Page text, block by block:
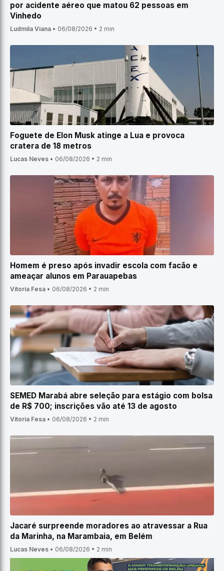
por acidente aéreo que matou 62 pessoas em
Vinhedo
Ludmila Viana • 06/08/2026 • 2 min
Foguete de Elon Musk atinge a Lua e provoca
cratera de 18 metros
Lucas Neves • 06/08/2026 • 2 min
Homem é preso após invadir escola com facão e
ameaçar alunos em Parauapebas
Vitoria Fesa • 06/08/2026 • 2 min
SEMED Marabá abre seleção para estágio com bolsa
de R$ 700; inscrições vão até 13 de agosto
Vitoria Fesa • 06/08/2026 • 2 min
Jacaré surpreende moradores ao atravessar a Rua
da Marinha, na Marambaia, em Belém
Lucas Neves • 06/08/2026 • 2 min